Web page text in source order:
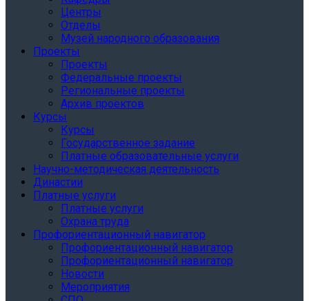
Центры
Отделы
Музей народного образования
Проекты
Проекты
Федеральные проекты
Региональные проекты
Архив проектов
Курсы
Курсы
Государственное задание
Платные образовательные услуги
Научно-методическая деятельность
Династии
Платные услуги
Платные услуги
Охрана труда
Профориентационный навигатор
Профориентационный навигатор
Профориентационный навигатор
Новости
Мероприятия